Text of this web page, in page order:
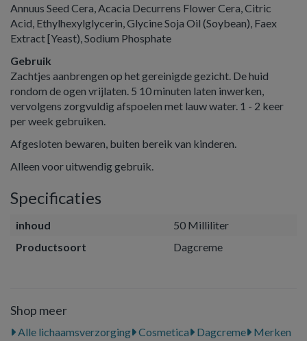
Annuus Seed Cera, Acacia Decurrens Flower Cera, Citric
Acid, Ethylhexylglycerin, Glycine Soja Oil (Soybean), Faex
Extract [Yeast), Sodium Phosphate
Gebruik
Zachtjes aanbrengen op het gereinigde gezicht. De huid
rondom de ogen vrijlaten. 5 10 minuten laten inwerken,
vervolgens zorgvuldig afspoelen met lauw water. 1 - 2 keer
per week gebruiken.
Afgesloten bewaren, buiten bereik van kinderen.
Alleen voor uitwendig gebruik.
Specificaties
inhoud
50 Milliliter
Productsoort
Dagcreme
Shop meer
Alle lichaamsverzorging Cosmetica Dagcreme Merken